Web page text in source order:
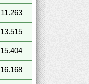
11.263
13.515
15.404
16.168